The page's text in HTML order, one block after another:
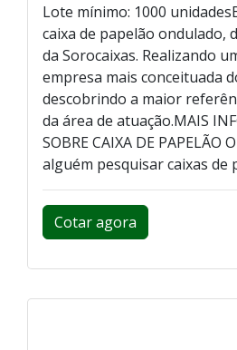
Lote mínimo: 1000
caixa de papelão ondulado,
da Sorocaixas. Realizando
empresa mais conceituada
descobrindo a maior
da área de atuação.MAIS
SOBRE CAIXA DE PAPELÃO
alguém pesquisar caixas de
Cotar agora